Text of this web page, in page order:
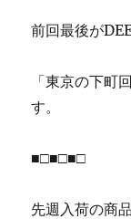
前回最後が
「東京の下町
す。
■□■□■□
先週入荷の商